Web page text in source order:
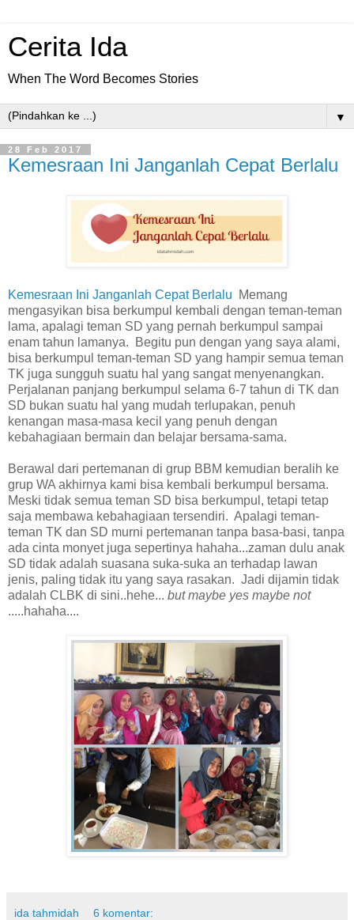
Cerita Ida
When The Word Becomes Stories
▼
28 Feb 2017
Kemesraan Ini Janganlah Cepat Berlalu
Kemesraan Ini Janganlah Cepat Berlalu Memang
mengasyikan bisa berkumpul kembali dengan teman-teman
lama, apalagi teman SD yang pernah berkumpul sampai
enam tahun lamanya. Begitu pun dengan yang saya alami,
bisa berkumpul teman-teman SD yang hampir semua teman
TK juga sungguh suatu hal yang sangat menyenangkan.
Perjalanan panjang berkumpul selama 6-7 tahun di TK dan
SD bukan suatu hal yang mudah terlupakan, penuh
kenangan masa-masa kecil yang penuh dengan
kebahagiaan bermain dan belajar bersama-sama.
Berawal dari pertemanan di grup BBM kemudian beralih ke
grup WA akhirnya kami bisa kembali berkumpul bersama.
Meski tidak semua teman SD bisa berkumpul, tetapi tetap
saja membawa kebahagiaan tersendiri. Apalagi teman-
teman TK dan SD murni pertemanan tanpa basa-basi, tanpa
ada cinta monyet juga sepertinya hahaha...zaman dulu anak
SD tidak adalah suasana suka-suka an terhadap lawan
jenis, paling tidak itu yang saya rasakan. Jadi dijamin tidak
adalah CLBK di sini..hehe... but maybe yes maybe not
.....hahaha....
ida tahmidah 6 komentar: